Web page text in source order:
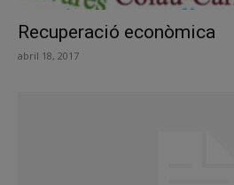
Recuperació econòmica
abril 18, 2017